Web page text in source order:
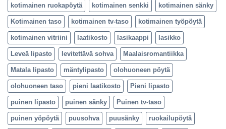
kotimainen ruokapöytä kotimainen senkki kotimainen sänky
Kotimainen taso kotimainen tv-taso kotimainen työpöytä
kotimainen vitriini laatikosto lasikaappi lasikko
Leveä lipasto levitettävä sohva Maalaisromantiikka
Matala lipasto mäntylipasto olohuoneen pöytä
olohuoneen taso pieni laatikosto Pieni lipasto
puinen lipasto puinen sänky Puinen tv-taso
puinen yöpöytä puusohva puusänky ruokailupöytä